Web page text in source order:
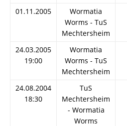
01.11.2005
Wormatia
Worms - TuS
Mechtersheim
24.03.2005
19:00
Wormatia
Worms - TuS
Mechtersheim
24.08.2004
18:30
TuS
Mechtersheim
- Wormatia
Worms